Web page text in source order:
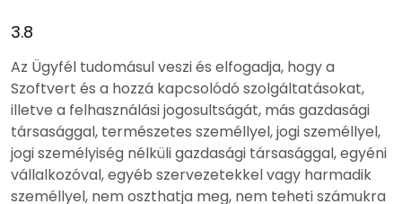
3.8
Az Ügyfél tudomásul veszi és elfogadja, hogy a
Szoftvert és a hozzá kapcsolódó szolgáltatásokat,
illetve a felhasználási jogosultságát, más gazdasági
társasággal, természetes személlyel, jogi személlyel,
jogi személyiség nélküli gazdasági társasággal, egyéni
vállalkozóval, egyéb szervezetekkel vagy harmadik
személlyel, nem oszthatja meg, nem teheti számukra